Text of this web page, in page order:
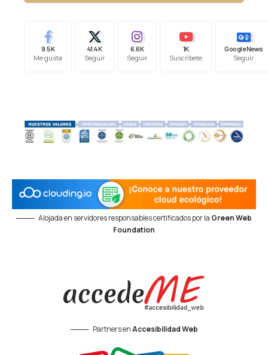
9.5K
Me gusta
41.4K
Seguir
6.6K
Seguir
1K
Suscríbete
Google News
Seguir
Alojada en servidores responsables certificados por la Green Web
Foundation
Partners enAccesibilidad Web